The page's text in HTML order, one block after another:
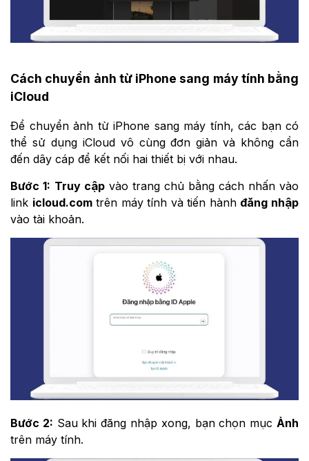
Cách chuyển ảnh từ iPhone sang máy tính bằng
iCloud
Để chuyển ảnh từ iPhone sang máy tính, các bạn có
thể sử dụng iCloud vô cùng đơn giản và không cần
đến dây cáp để kết nối hai thiết bị với nhau.
Bước 1: Truy cập vào trang chủ bằng cách nhấn vào
link icloud.comtrên máy tính và tiến hành đăng nhập
vào tài khoản.
Bước 2: Sau khi đăng nhập xong, bạn chọn mục Ảnh
trên máy tính.